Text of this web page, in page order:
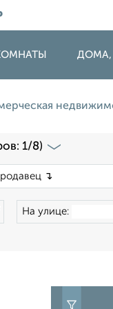
ДОМА,
1/8)
На улице: